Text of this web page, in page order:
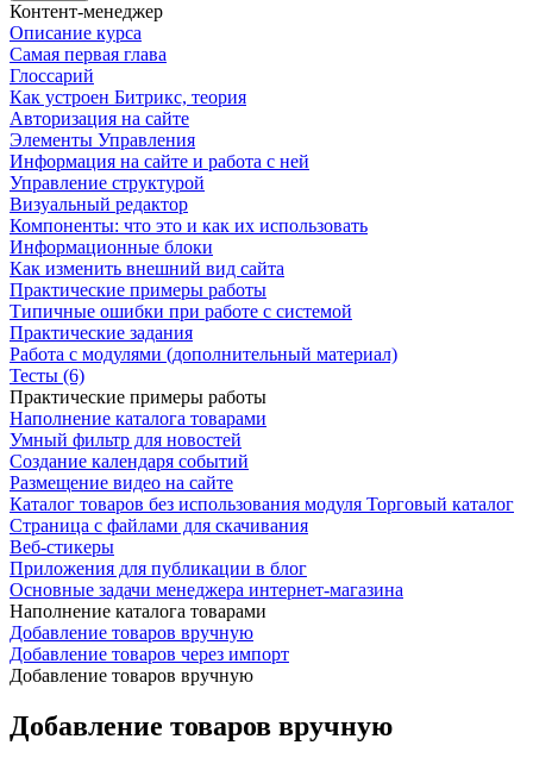
Контент-менеджер
Описание курса
Самая первая глава
Глоссарий
Как устроен Битрикс, теория
Авторизация на сайте
Элементы Управления
Информация на сайте и работа с ней
Управление структурой
Визуальный редактор
Компоненты: что это и как их использовать
Информационные блоки
Как изменить внешний вид сайта
Практические примеры работы
Типичные ошибки при работе с системой
Практические задания
Работа с модулями (дополнительный материал)
Тесты (6)
Практические примеры работы
Наполнение каталога товарами
Умный фильтр для новостей
Создание календаря событий
Размещение видео на сайте
Каталог товаров без использования модуля Торговый каталог
Страница с файлами для скачивания
Веб-стикеры
Приложения для публикации в блог
Основные задачи менеджера интернет-магазина
Наполнение каталога товарами
Добавление товаров вручную
Добавление товаров через импорт
Добавление товаров вручную
Добавление товаров вручную